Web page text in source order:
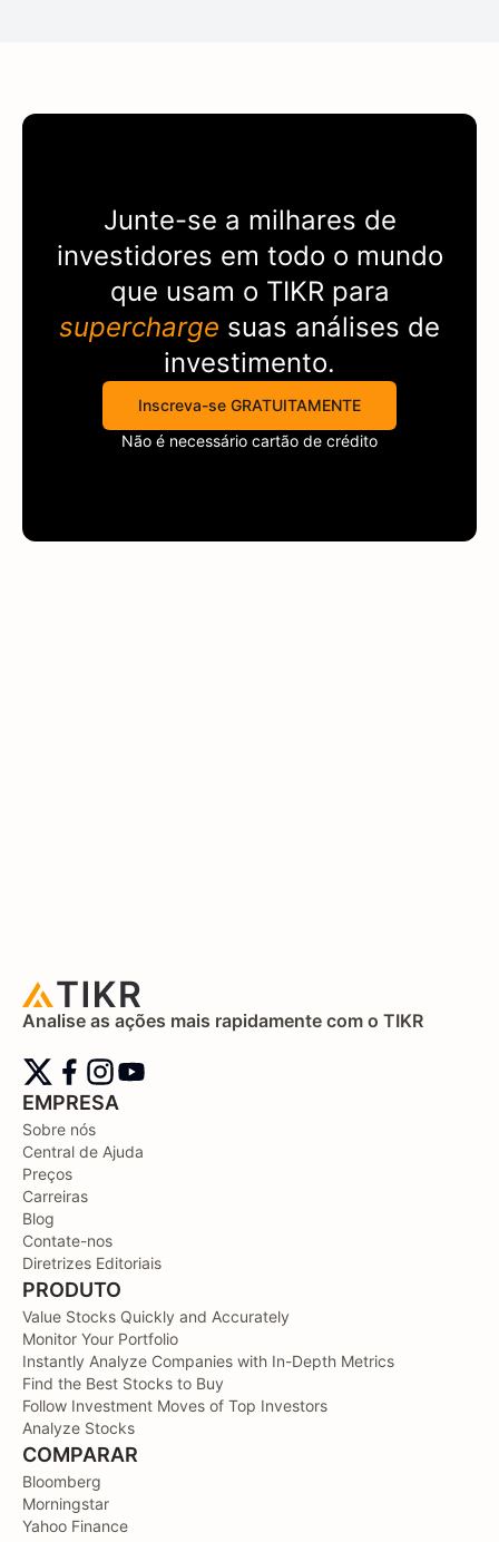
Junte-se a milhares de
investidores em todo o mundo
que usam o TIKRpara
supercharge suas análises de
investimento.
Inscreva-se GRATUITAMENTE
Não é necessário cartão de crédito
Analise as ações mais rapidamente com o TIKR
EMPRESA
Sobre nós
Central de Ajuda
Preços
Carreiras
Blog
Contate-nos
Diretrizes Editoriais
PRODUTO
Value Stocks Quickly and Accurately
Monitor Your Portfolio
Instantly Analyze Companies with In-Depth Metrics
Find the Best Stocks to Buy
Follow Investment Moves of Top Investors
Analyze Stocks
COMPARAR
Bloomberg
Morningstar
Yahoo Finance